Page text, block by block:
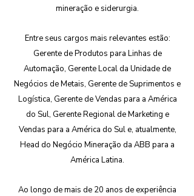
mineração e siderurgia.
Entre seus cargos mais relevantes estão:
Gerente de Produtos para Linhas de
Automação, Gerente Local da Unidade de
Negócios de Metais, Gerente de Suprimentos e
Logística, Gerente de Vendas para a América
do Sul, Gerente Regional de Marketing e
Vendas para a América do Sul e, atualmente,
Head do Negócio Mineração da ABB para a
América Latina.
Ao longo de mais de 20 anos de experiência